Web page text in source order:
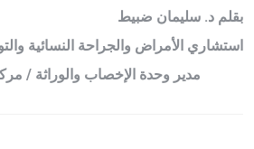
بقلم د. سليمان ضبيط
استشاري الأمراض والجراحة النسائية
مدير وحدة الإخصاب والوراثة /